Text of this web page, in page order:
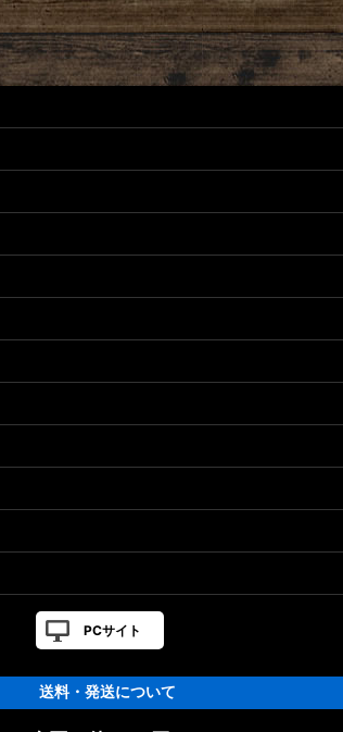
PCサイト
送料・発送について